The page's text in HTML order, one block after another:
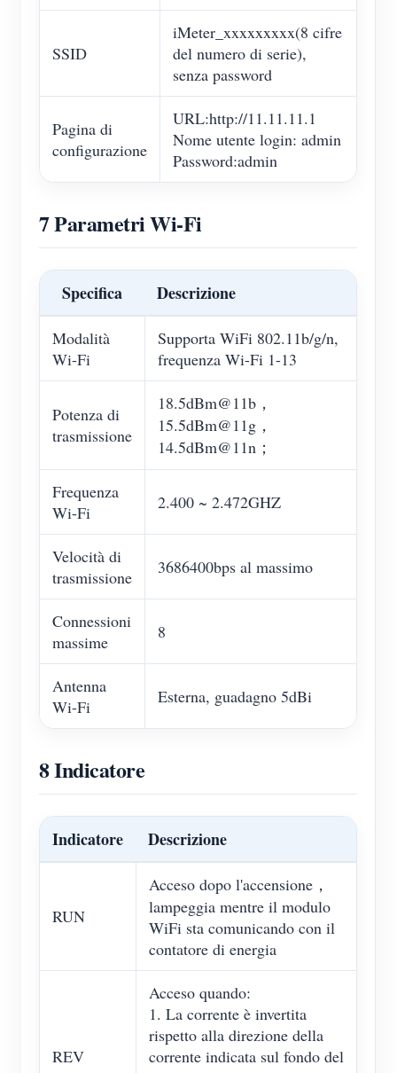
SSID
iMeter_xxxxxxxxx(8 cifre
del numero di serie),
senza password
Pagina di
configurazione
URL:http://11.11.11.1
Nome utente login: admin
Password:admin
7 Parametri Wi-Fi
Specifica Descrizione
Modalità
Wi-Fi
Supporta WiFi 802.11b/g/n,
frequenza Wi-Fi 1-13
Potenza di
trasmissione
18.5dBm@11b，
15.5dBm@11g，
14.5dBm@11n；
Frequenza
Wi-Fi
2.400 ~ 2.472GHZ
Velocità di
trasmissione
3686400bps al massimo
Connessioni
massime
8
Antenna
Wi-Fi
Esterna, guadagno 5dBi
8 Indicatore
Indicatore Descrizione
RUN
Acceso dopo l'accensione，
lampeggia mentre il modulo
WiFi sta comunicando con il
contatore di energia
REV
Acceso quando:
1. La corrente è invertita
rispetto alla direzione della
corrente indicata sul fondo del